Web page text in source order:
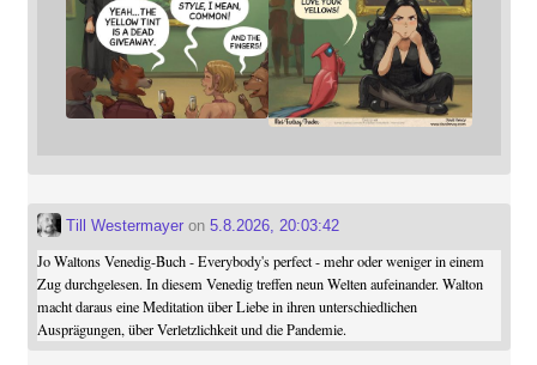
Till Westermayeron 5.8.2026, 20:03:42
Jo Waltons Venedig-Buch - Everybody's perfect - mehr oder weniger in einem
Zug durchgelesen. In diesem Venedig treffen neun Welten aufeinander. Walton
macht daraus eine Meditation über Liebe in ihren unterschiedlichen
Ausprägungen, über Verletzlichkeit und die Pandemie.